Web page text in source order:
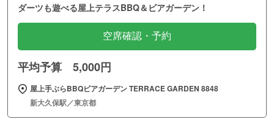
ダーツも遊べる屋上テラスBBQ＆ビアガーデン！
空席確認・予約
平均予算 5,000円
屋上手ぶらBBQビアガーデン TERRACE GARDEN 8848
新大久保駅／東京都